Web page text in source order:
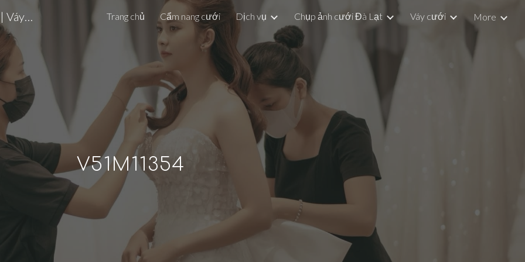
to main content Skip to navigation
7 BRIDAL – Chụp Ảnh Cưới Đà Lạt | Váy Cưới Cao Cấp | Da Lat Pre-wedding Photoshoot Trang chủ Cẩm nang cưới Dịch vụ Chụp ảnh cưới Đà Lạt Váy cưới More
V51M11354